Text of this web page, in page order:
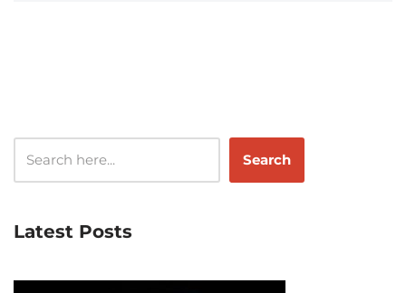
Search
Latest Posts